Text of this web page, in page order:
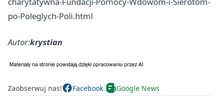
po-Poleglych-Poli.html
Autor:krystian
Zaobserwuj nas! Facebook Google News